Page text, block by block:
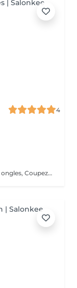
4
Dissolvant pour nettoyer completement les ongles, Coupez et Modelez les ongles avec une lime, Mouillez les mains quelques minutes pour ramollir les cuticules, Pousses les Cuticules avec batone pour repousser doucement vers l'arrière et coupez les excès, Hydratez les Mains avec crème et les cuticules pour maintenir la peau douce, Appliquez une base transparent pour protéger les ongles. Attendez suffisamment de tempos pour sèche.